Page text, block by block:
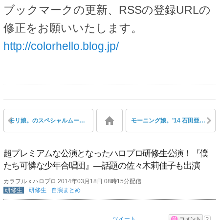
ブックマークの更新、RSSの登録URLの
修正をお願いいたします。
http://colorhello.blog.jp/
モリ娘。のスペシャルムービーvol.4が更新されたぞ！！「初ライブ速報」 「和解篇」 モーニング娘。’14 石田亜佑美、撮影時に小さすぎて台に乗せられ不満「身長を伸ばしたい！」
超プレミアムな公演となったハロプロ研修生公演！『僕
たち可憐な少年合唱団』―話題の佐々木莉佳子も出演
カラフル x ハロプロ 2014年03月18日 08時15分配信
研修生
研修生 自演まとめ